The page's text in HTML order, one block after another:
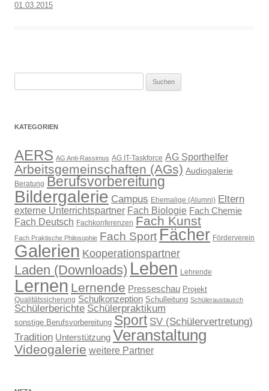
01.03.2015
KATEGORIEN
AERS AG Anti-Rassimus AG IT-Taskforce AG Sporthelfer
Arbeitsgemeinschaften (AGs) Audiogalerie
Beratung Berufsvorbereitung
Bildergalerie Campus Ehemalige (Alumni) Eltern
externe Unterrichtspartner Fach Biologie Fach Chemie
Fach Deutsch Fachkonferenzen Fach Kunst
Fach Praktische Philosophie Fach Sport Fächer Förderverein
Galerien Kooperationspartner
Laden (Downloads) Leben Lehrende
Lernen Lernende Presseschau Projekt
Qualitätssicherung Schulkonzeption Schulleitung Schüleraustausch
Schülerberichte Schülerpraktikum
sonstige Berufsvorbereitung Sport SV (Schülervertretung)
Tradition Unterstützung Veranstaltung
Videogalerie weitere Partner